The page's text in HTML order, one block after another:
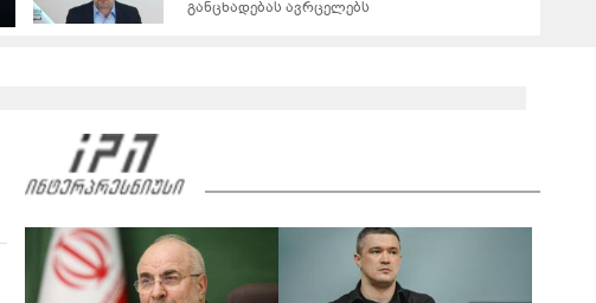
განცხადებას ავრცელებს
01:39
რას ამბობს გიორგი ყიფშიძე თელავში,
ქორწილის მიმდინარეობისას მომხდარ
ინციდენტზე?